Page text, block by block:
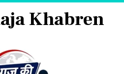
Khabren